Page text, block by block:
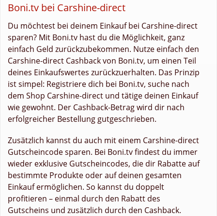
Boni.tv bei Carshine-direct
Du möchtest bei deinem Einkauf bei Carshine-direct
sparen? Mit Boni.tv hast du die Möglichkeit, ganz
einfach Geld zurückzubekommen. Nutze einfach den
Carshine-direct Cashback von Boni.tv, um einen Teil
deines Einkaufswertes zurückzuerhalten. Das Prinzip
ist simpel: Registriere dich bei Boni.tv, suche nach
dem Shop Carshine-direct und tätige deinen Einkauf
wie gewohnt. Der Cashback-Betrag wird dir nach
erfolgreicher Bestellung gutgeschrieben.
Zusätzlich kannst du auch mit einem Carshine-direct
Gutscheincode sparen. Bei Boni.tv findest du immer
wieder exklusive Gutscheincodes, die dir Rabatte auf
bestimmte Produkte oder auf deinen gesamten
Einkauf ermöglichen. So kannst du doppelt
profitieren – einmal durch den Rabatt des
Gutscheins und zusätzlich durch den Cashback.